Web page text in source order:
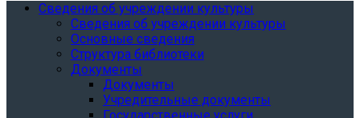
Сведения об учреждении культуры
Сведения об учреждении культуры
Основные сведения
Структура библиотеки
Документы
Документы
Учредительные документы